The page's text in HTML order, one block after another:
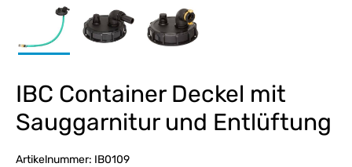
IBC Container Deckel mit
Sauggarnitur und Entlüftung
Artikelnummer: IB0109